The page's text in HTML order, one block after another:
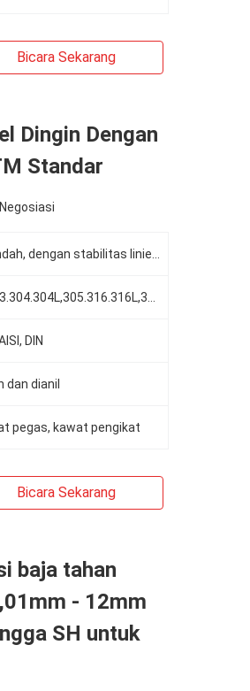
Bicara Sekarang
Dingin Dengan
Standar
Negosiasi
DIN
dan dianil
pegas, kawat pengikat
Bicara Sekarang
baja tahan
- 12mm
SH untuk